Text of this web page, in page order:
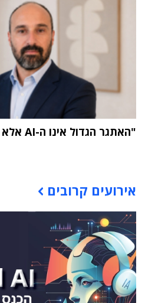
"האתגר הגדול אינו ה-AI אלא הטמעתה בארגון"
אירועים קרובים